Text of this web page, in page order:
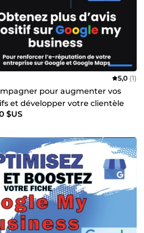
5,0 (1)
pour augmenter vos
et développer votre clientèle
$US